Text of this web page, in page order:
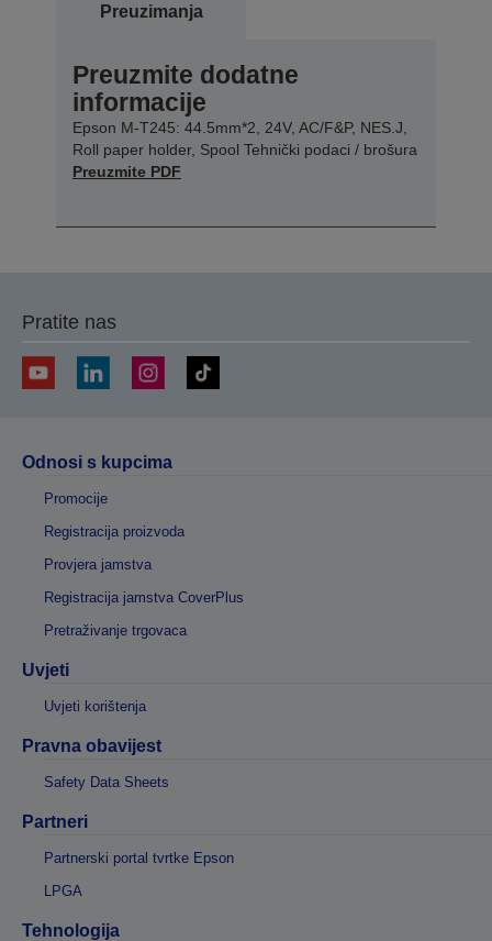
Preuzimanja
Preuzmite dodatne
informacije
Epson M-T245: 44.5mm*2, 24V, AC/F&P, NES.J,
Roll paper holder, Spool Tehnički podaci / brošura
Preuzmite PDF
Pratite nas
Odnosi s kupcima
Promocije
Registracija proizvoda
Provjera jamstva
Registracija jamstva CoverPlus
Pretraživanje trgovaca
Uvjeti
Uvjeti korištenja
Pravna obavijest
Safety Data Sheets
Partneri
Partnerski portal tvrtke Epson
LPGA
Tehnologija